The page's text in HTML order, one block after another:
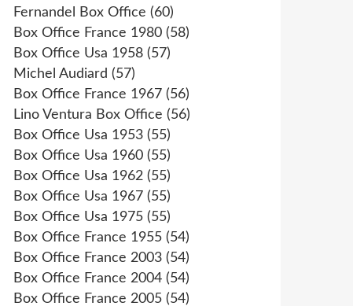
Fernandel Box Office (60)
Box Office France 1980 (58)
Box Office Usa 1958 (57)
Michel Audiard (57)
Box Office France 1967 (56)
Lino Ventura Box Office (56)
Box Office Usa 1953 (55)
Box Office Usa 1960 (55)
Box Office Usa 1962 (55)
Box Office Usa 1967 (55)
Box Office Usa 1975 (55)
Box Office France 1955 (54)
Box Office France 2003 (54)
Box Office France 2004 (54)
Box Office France 2005 (54)